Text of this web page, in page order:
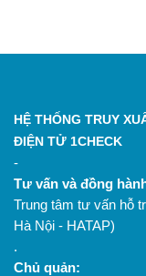
HỆ THỐNG TRUY
ĐIỆN TỬ 1CHECK
-
Tư vấn và đồng
Trung tâm tư vấn hỗ
Hà Nội - HATAP)
.
Chủ quản: